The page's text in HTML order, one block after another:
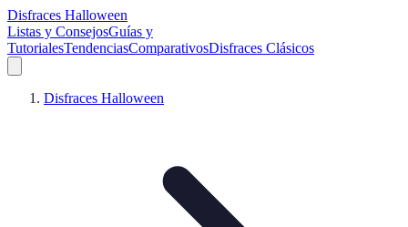
Disfraces Halloween
Listas y ConsejosGuías y
TutorialesTendenciasComparativosDisfraces Clásicos
Disfraces Halloween